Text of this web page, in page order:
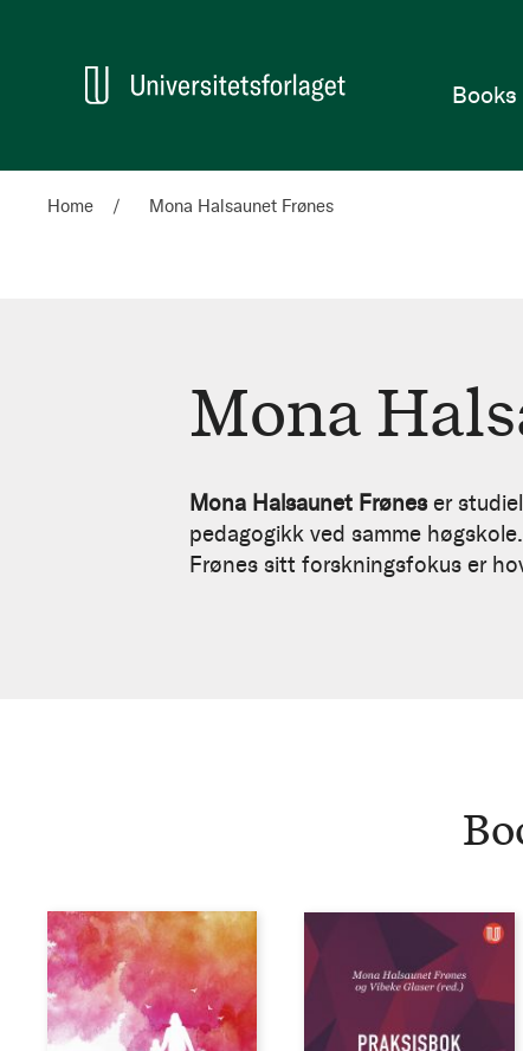
Home
Books
Home Mona Halsaunet Frønes
Mona
Halsaunet
Frønes
Mona
Mona Halsaunet Frøneser
pedagogikk ved samme
Frønes sitt forskningsfokus er